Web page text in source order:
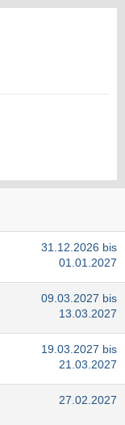
31.12.2026 bis
01.01.2027
09.03.2027 bis
13.03.2027
19.03.2027 bis
21.03.2027
27.02.2027